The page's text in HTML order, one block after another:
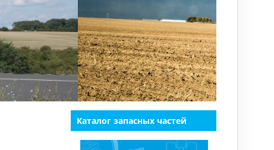
Каталог запасных частей